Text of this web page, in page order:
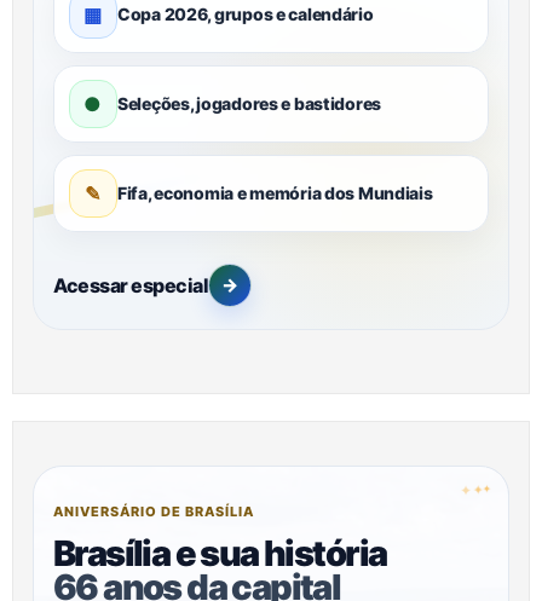
▦ Copa 2026, grupos e calendário
● Seleções, jogadores e bastidores
✎ Fifa, economia e memória dos Mundiais
Acessar especial →
✦ ✦✦
ANIVERSÁRIO DE BRASÍLIA
Brasília e sua história
66 anos da capital